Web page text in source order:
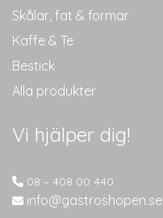
Skålar, fat & formar
Kaffe & Te
Bestick
Alla produkter
Vi hjälper dig!
08 – 408 00 440
info@gastroshopen.se